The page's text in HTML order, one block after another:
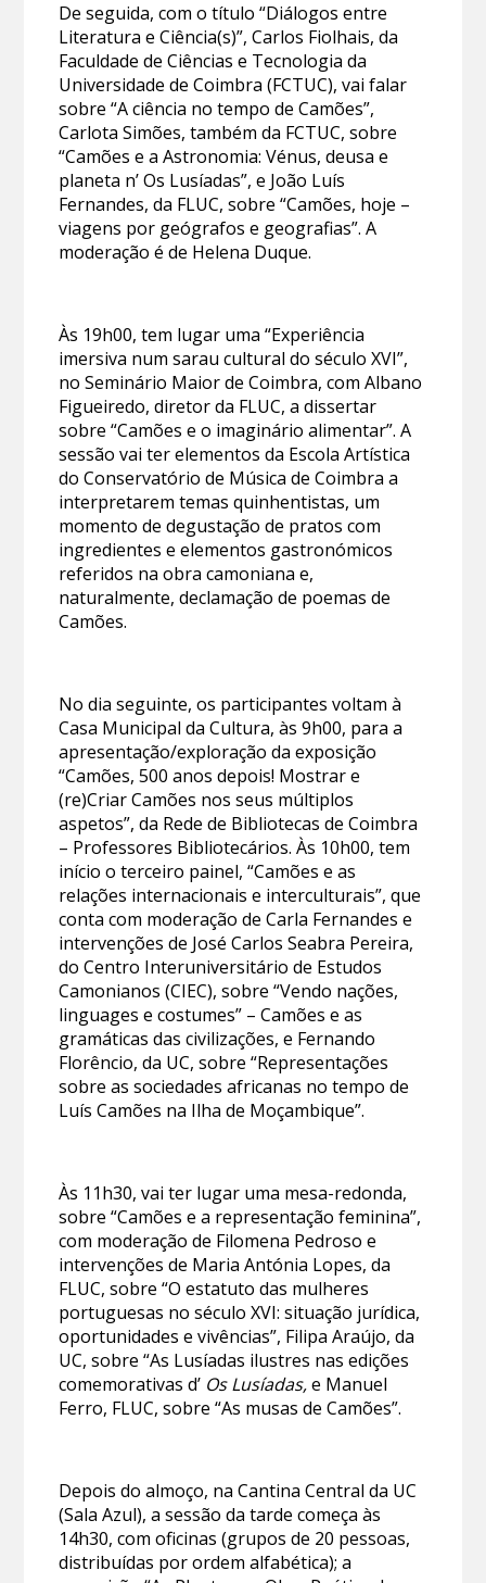
De seguida, com o título “Diálogos entre
Literatura e Ciência(s)”, Carlos Fiolhais, da
Faculdade de Ciências e Tecnologia da
Universidade de Coimbra (FCTUC), vai falar
sobre “A ciência no tempo de Camões”,
Carlota Simões, também da FCTUC, sobre
“Camões e a Astronomia: Vénus, deusa e
planeta n’ Os Lusíadas”, e João Luís
Fernandes, da FLUC, sobre “Camões, hoje –
viagens por geógrafos e geografias”. A
moderação é de Helena Duque.
Às 19h00, tem lugar uma “Experiência
imersiva num sarau cultural do século XVI”,
no Seminário Maior de Coimbra, com Albano
Figueiredo, diretor da FLUC, a dissertar
sobre “Camões e o imaginário alimentar”. A
sessão vai ter elementos da Escola Artística
do Conservatório de Música de Coimbra a
interpretarem temas quinhentistas, um
momento de degustação de pratos com
ingredientes e elementos gastronómicos
referidos na obra camoniana e,
naturalmente, declamação de poemas de
Camões.
No dia seguinte, os participantes voltam à
Casa Municipal da Cultura, às 9h00, para a
apresentação/exploração da exposição
“Camões, 500 anos depois! Mostrar e
(re)Criar Camões nos seus múltiplos
aspetos”, da Rede de Bibliotecas de Coimbra
– Professores Bibliotecários. Às 10h00, tem
início o terceiro painel, “Camões e as
relações internacionais e interculturais”, que
conta com moderação de Carla Fernandes e
intervenções de José Carlos Seabra Pereira,
do Centro Interuniversitário de Estudos
Camonianos (CIEC), sobre “Vendo nações,
linguages e costumes” – Camões e as
gramáticas das civilizações, e Fernando
Florêncio, da UC, sobre “Representações
sobre as sociedades africanas no tempo de
Luís Camões na Ilha de Moçambique”.
Às 11h30, vai ter lugar uma mesa-redonda,
sobre “Camões e a representação feminina”,
com moderação de Filomena Pedroso e
intervenções de Maria Antónia Lopes, da
FLUC, sobre “O estatuto das mulheres
portuguesas no século XVI: situação jurídica,
oportunidades e vivências”, Filipa Araújo, da
UC, sobre “As Lusíadas ilustres nas edições
comemorativas d’ Os Lusíadas,e Manuel
Ferro, FLUC, sobre “As musas de Camões”.
Depois do almoço, na Cantina Central da UC
(Sala Azul), a sessão da tarde começa às
14h30, com oficinas (grupos de 20 pessoas,
distribuídas por ordem alfabética); a